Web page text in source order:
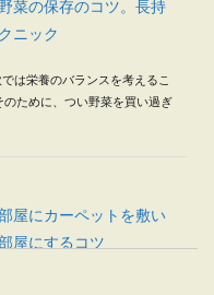
菜の保存のコツ。長持
ニック
は栄養のバランスを考えるこ
のために、つい野菜を買い過ぎ
屋にカーペットを敷い
屋にするコツ